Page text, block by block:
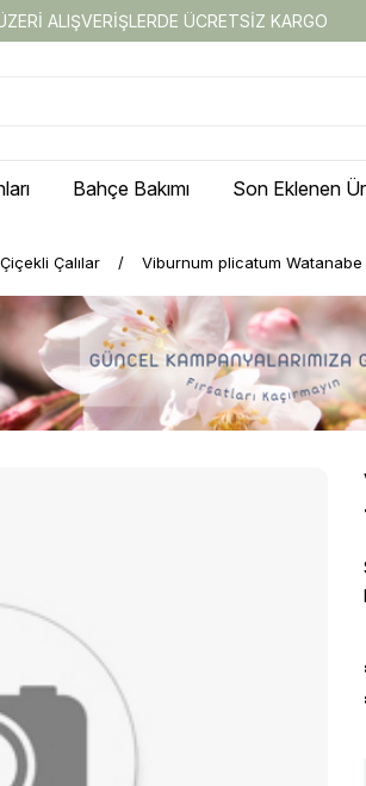
ALIŞVERİŞLERDE ÜCRETSİZ KARGO
Bahçe Bakımı Son Eklenen
Çiçekli Çalılar Viburnum plicatum